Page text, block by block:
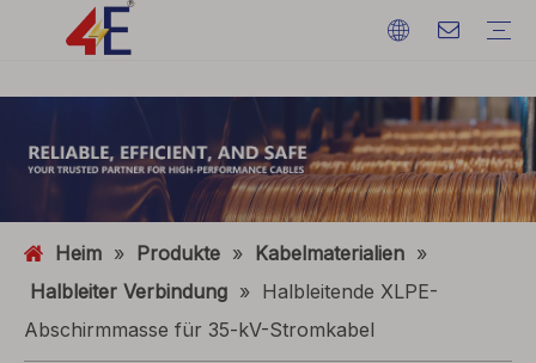
Heim » Produkte » Kabelmaterialien »
Halbleiter Verbindung » Halbleitende XLPE-
Abschirmmasse für 35-kV-Stromkabel